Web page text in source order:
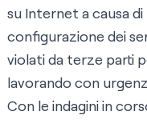
su Internet a causa
configurazione dei
violati da terze parti
lavorando con
Con le indagini in